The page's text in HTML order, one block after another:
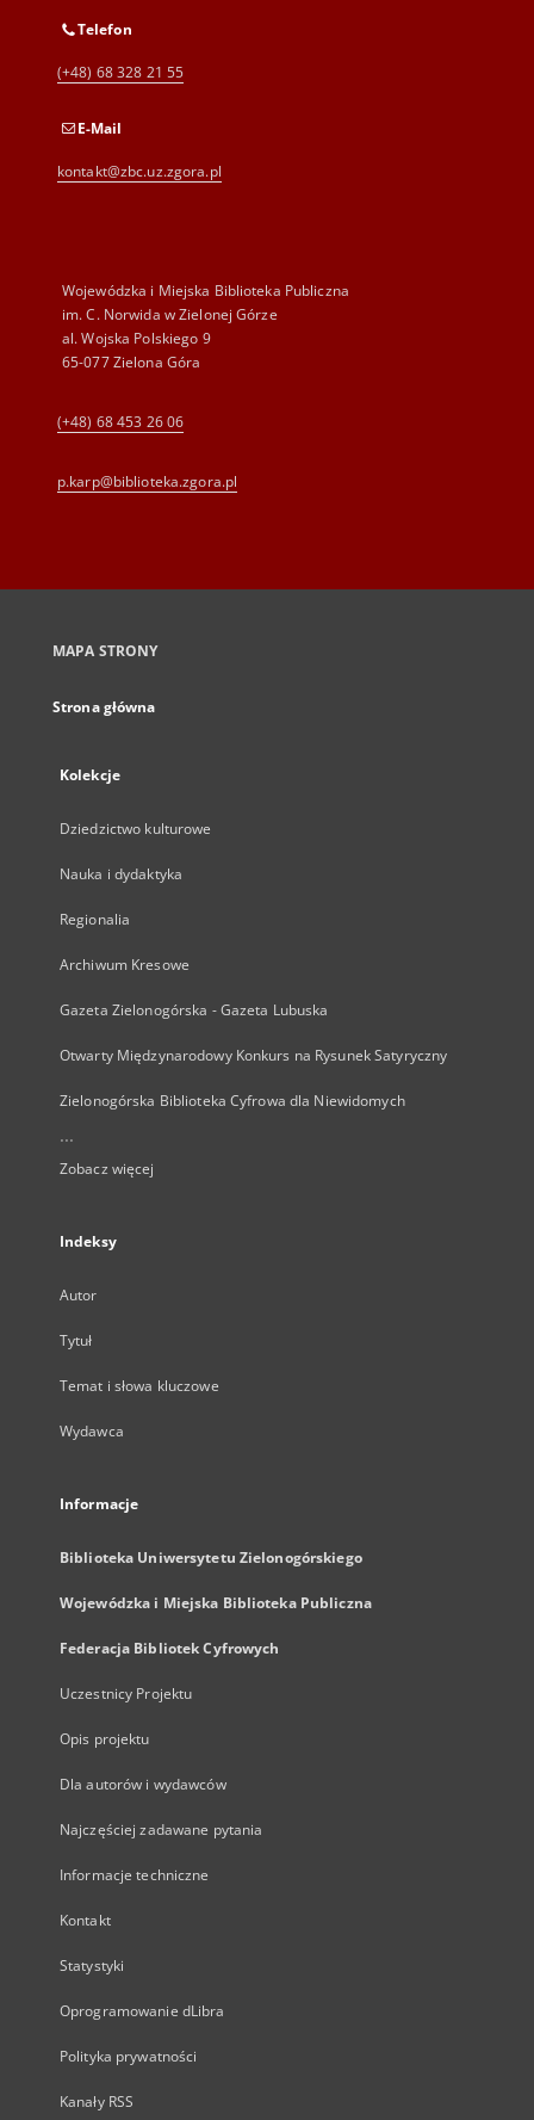
Telefon
(+48) 68 328 21 55
E-Mail
kontakt@zbc.uz.zgora.pl
Wojewódzka i Miejska Biblioteka Publiczna
im. C. Norwida w Zielonej Górze
al. Wojska Polskiego 9
65-077 Zielona Góra
(+48) 68 453 26 06
p.karp@biblioteka.zgora.pl
MAPA STRONY
Strona główna
Kolekcje
Dziedzictwo kulturowe
Nauka i dydaktyka
Regionalia
Archiwum Kresowe
Gazeta Zielonogórska - Gazeta Lubuska
Otwarty Międzynarodowy Konkurs na Rysunek Satyryczny
Zielonogórska Biblioteka Cyfrowa dla Niewidomych
...
Zobacz więcej
Indeksy
Autor
Tytuł
Temat i słowa kluczowe
Wydawca
Informacje
Biblioteka Uniwersytetu Zielonogórskiego
Wojewódzka i Miejska Biblioteka Publiczna
Federacja Bibliotek Cyfrowych
Uczestnicy Projektu
Opis projektu
Dla autorów i wydawców
Najczęściej zadawane pytania
Informacje techniczne
Kontakt
Statystyki
Oprogramowanie dLibra
Polityka prywatności
Kanały RSS